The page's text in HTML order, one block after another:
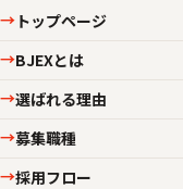
→ トップページ
→BJEXとは
→選ばれる理由
→募集職種
→採用フロー